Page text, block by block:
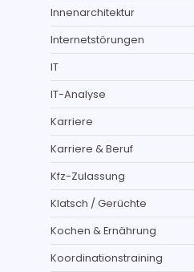
Innenarchitektur
Internetstörungen
IT
IT-Analyse
Karriere
Karriere & Beruf
Kfz-Zulassung
Klatsch / Gerüchte
Kochen & Ernährung
Koordinationstraining